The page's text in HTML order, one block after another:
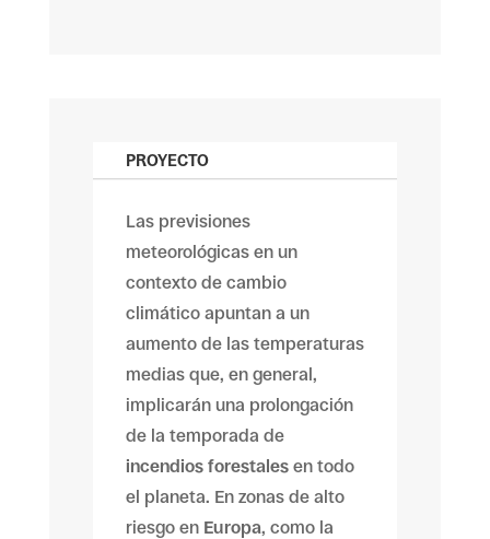
PROYECTO
Las previsiones
meteorológicas en un
contexto de cambio
climático apuntan a un
aumento de las temperaturas
medias que, en general,
implicarán una prolongación
de la temporada de
incendios forestalesen todo
el planeta. En zonas de alto
riesgo en Europa, como la